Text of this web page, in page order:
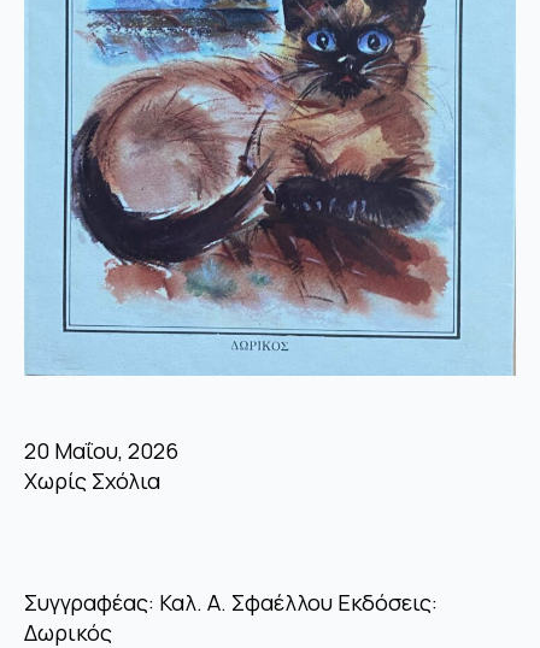
20 Μαΐου, 2026
Χωρίς Σχόλια
Συγγραφέας: Καλ. Α. Σφαέλλου Εκδόσεις:
Δωρικός